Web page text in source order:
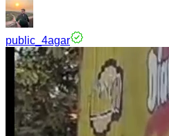
public_4agar